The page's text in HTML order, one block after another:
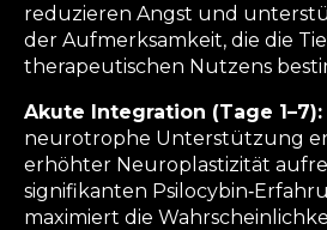
reduzieren Angst und
der Aufmerksamkeit, die die
therapeutischen Nutzens
Akute Integration (Tage 1–7):
neurotrophe Unterstützung
erhöhter Neuroplastizität
signifikanten
maximiert die